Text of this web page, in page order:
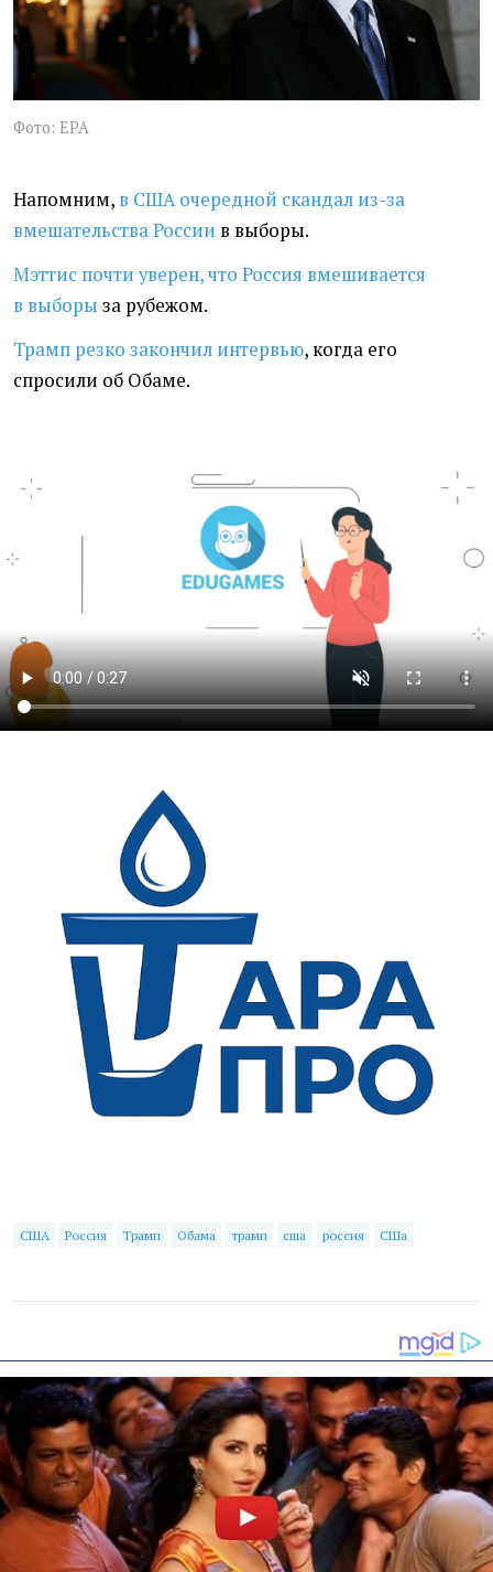
Фото: EPA
Напомним, в США очередной скандал из-за
вмешательства России в выборы.
Мэттис почти уверен, что Россия вмешивается
в выборы за рубежом.
Трамп резко закончил интервью, когда его
спросили об Обаме.
США Россия Трамп Обама трамп сша россия СШа